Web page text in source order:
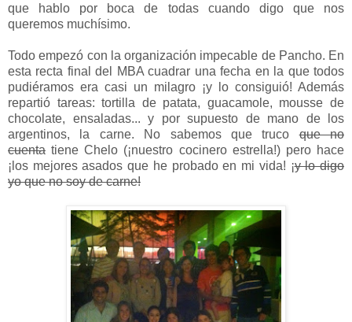
que hablo por boca de todas cuando digo que nos
queremos muchísimo.
Todo empezó con la organización impecable de Pancho. En
esta recta final del MBA cuadrar una fecha en la que todos
pudiéramos era casi un milagro ¡y lo consiguió! Además
repartió tareas: tortilla de patata, guacamole, mousse de
chocolate, ensaladas... y por supuesto de mano de los
argentinos, la carne. No sabemos que trucoque no
cuenta tiene Chelo (¡nuestro cocinero estrella!) pero hace
¡los mejores asados que he probado en mi vida! ¡y lo digo
yo que no soy de carne!